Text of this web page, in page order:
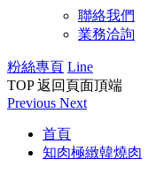
聯絡我們
業務洽詢
粉絲專頁 Line
TOP 返回頁面頂端
Previous Next
首頁
知肉極緻韓燒肉